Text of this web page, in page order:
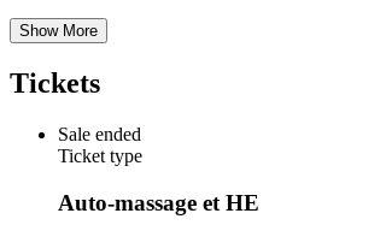
Show More
Tickets
Sale ended
Ticket type
Auto-massage et HE